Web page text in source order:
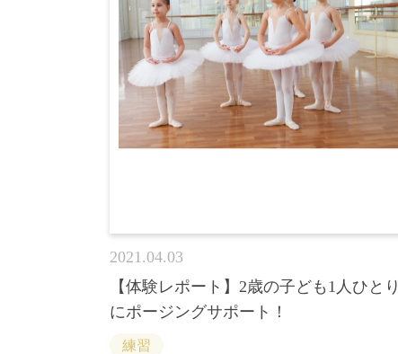
2021.04.03
【体験レポート】2歳の子ども1人ひとり
にポージングサポート！
練習